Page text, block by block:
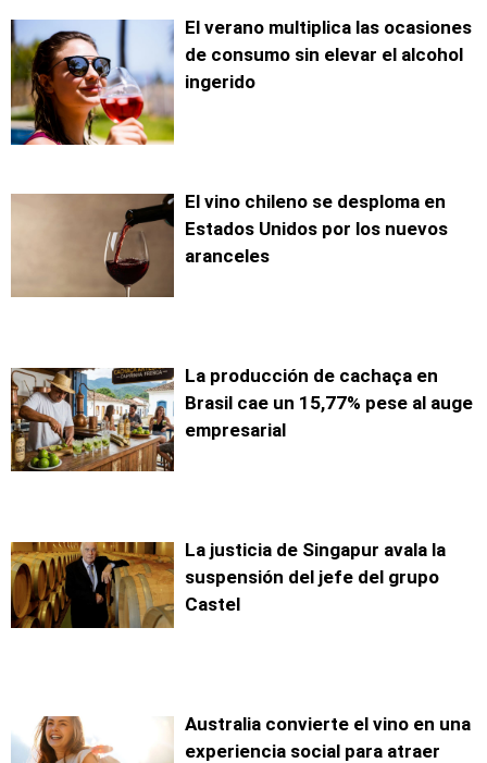
El verano multiplica las ocasiones
de consumo sin elevar el alcohol
ingerido
El vino chileno se desploma en
Estados Unidos por los nuevos
aranceles
La producción de cachaça en
Brasil cae un 15,77% pese al auge
empresarial
La justicia de Singapur avala la
suspensión del jefe del grupo
Castel
Australia convierte el vino en una
experiencia social para atraer